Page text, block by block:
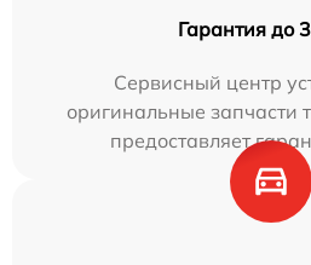
Гарантия до
Сервисный центр
оригинальные запчасти
предоставляет